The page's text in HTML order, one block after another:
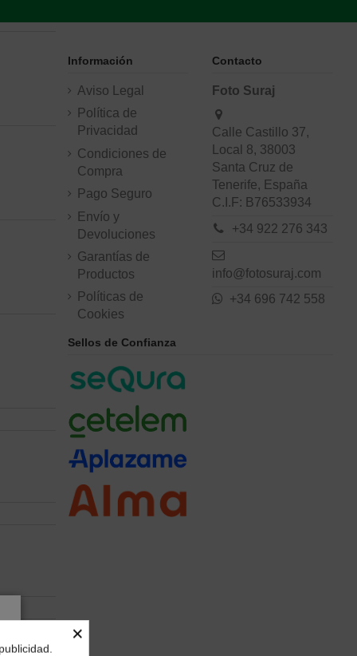
Información
Aviso Legal
Política de
Privacidad
Condiciones de
Compra
Pago Seguro
Envío y
Devoluciones
Garantías de
Productos
Políticas de
Cookies
Contacto
Foto Suraj
Calle Castillo 37,
Local 8, 38003
Santa Cruz de
Tenerife, España
C.I.F: B76533934
+34 922 276 343
info@fotosuraj.com
+34 696 742 558
Sellos de Confianza
×